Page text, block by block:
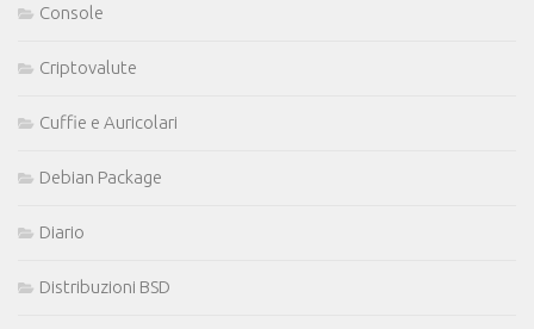
Console
Criptovalute
Cuffie e Auricolari
Debian Package
Diario
Distribuzioni BSD